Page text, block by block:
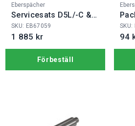
Fabrikat:
Eberspächer
Servicesats D5L/-C &
D5 12V
SKU: EB67059
1 885 kr
Förbeställ
SKU:
94